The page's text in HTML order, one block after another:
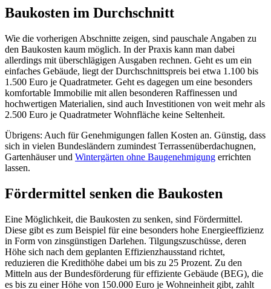
Baukosten im Durchschnitt
Wie die vorherigen Abschnitte zeigen, sind pauschale Angaben zu
den Baukosten kaum möglich. In der Praxis kann man dabei
allerdings mit überschlägigen Ausgaben rechnen. Geht es um ein
einfaches Gebäude, liegt der Durchschnittspreis bei etwa 1.100 bis
1.500 Euro je Quadratmeter. Geht es dagegen um eine besonders
komfortable Immobilie mit allen besonderen Raffinessen und
hochwertigen Materialien, sind auch Investitionen von weit mehr als
2.500 Euro je Quadratmeter Wohnfläche keine Seltenheit.
Übrigens: Auch für Genehmigungen fallen Kosten an. Günstig, dass
sich in vielen Bundesländern zumindest Terrassenüberdachugnen,
Gartenhäuser und Wintergärten ohne Baugenehmigung errichten
lassen.
Fördermittel senken die Baukosten
Eine Möglichkeit, die Baukosten zu senken, sind Fördermittel.
Diese gibt es zum Beispiel für eine besonders hohe Energieeffizienz
in Form von zinsgünstigen Darlehen. Tilgungszuschüsse, deren
Höhe sich nach dem geplanten Effizienzhausstand richtet,
reduzieren die Kredithöhe dabei um bis zu 25 Prozent. Zu den
Mitteln aus der Bundesförderung für effiziente Gebäude (BEG), die
es bis zu einer Höhe von 150.000 Euro je Wohneinheit gibt, zahlt